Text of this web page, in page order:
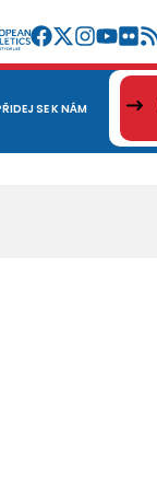
SE K NÁM